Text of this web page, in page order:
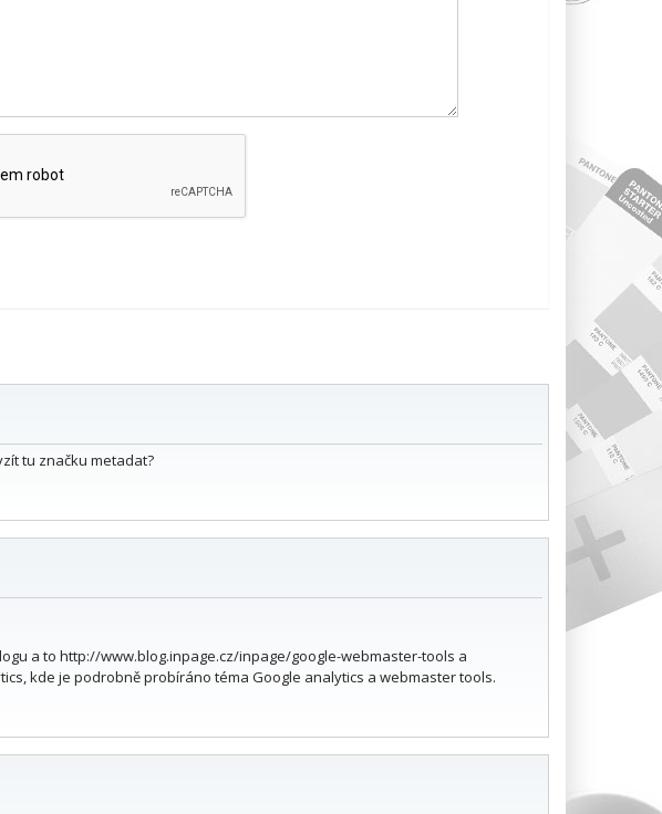
tu značku metadat?
a to http://www.blog.inpage.cz/inpage/google-webmaster-tools a
kde je podrobně probíráno téma Google analytics a webmaster tools.